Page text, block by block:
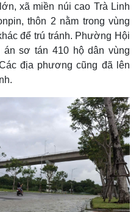
xã miền núi cao Trà Linh
thôn 2 nằm trong vùng
để trú tránh. Phường Hội
sơ tán 410 hộ dân vùng
địa phương cũng đã lên